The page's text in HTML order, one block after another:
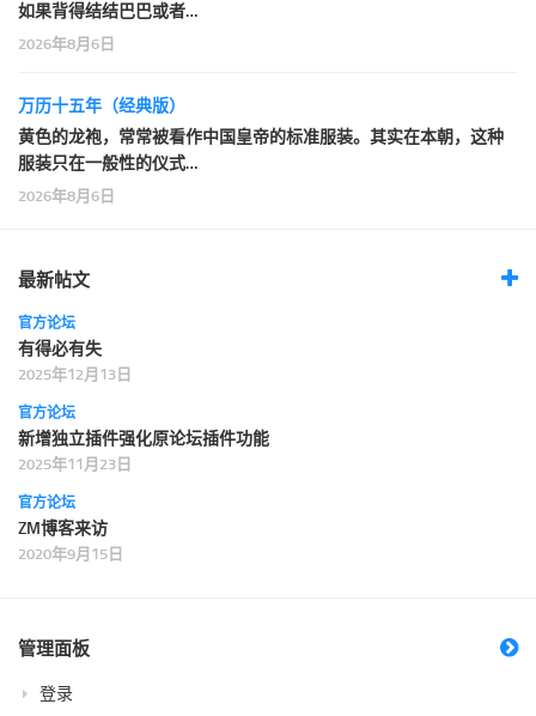
如果背得结结巴巴或者…
2026年8月6日
万历十五年（经典版）
黄色的龙袍，常常被看作中国皇帝的标准服装。其实在本朝，这种
服装只在一般性的仪式…
2026年8月6日
最新帖文
官方论坛
有得必有失
2025年12月13日
官方论坛
新增独立插件强化原论坛插件功能
2025年11月23日
官方论坛
ZM博客来访
2020年9月15日
管理面板
登录